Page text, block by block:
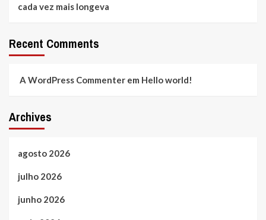
cada vez mais longeva
Recent Comments
A WordPress Commenter em Hello world!
Archives
agosto 2026
julho 2026
junho 2026